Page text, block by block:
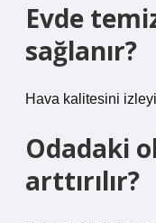
Evde
sağlanır?
Hava kalitesini
Odadaki
arttırılır?